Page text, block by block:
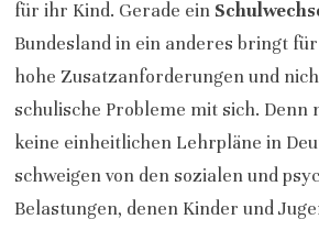
für ihr Kind. Gerade ein
Bundesland in ein anderes bringt
hohe Zusatzanforderungen und
schulische Probleme mit sich. Denn
keine einheitlichen Lehrpläne in
schweigen von den sozialen und
Belastungen, denen Kinder und